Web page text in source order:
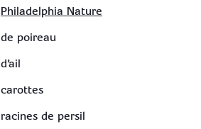
Philadelphia Nature
de poireau
d’ail
carottes
racines de persil